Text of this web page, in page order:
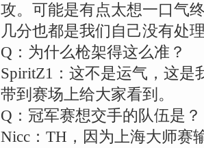
攻。可能是有点太想一口气
几分也都是我们自己没有处理
Q：为什么枪架得这么准？
SpiritZ1：这不是运气，这
带到赛场上给大家看到。
Q：冠军赛想交手的队伍是？
Nicc：TH，因为上海大师赛